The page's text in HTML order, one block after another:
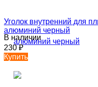
Уголок внутренний для
алюминий черный
В наличии
230₽
Купить